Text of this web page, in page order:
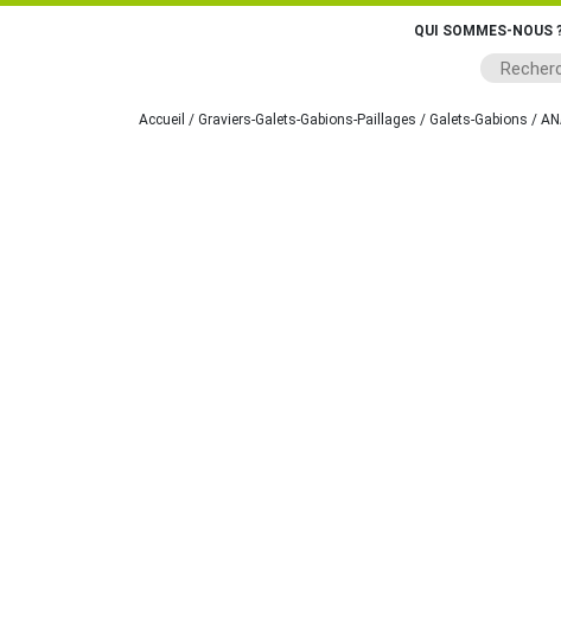
QUI SOMMES-NOUS
Accueil / Graviers-Galets-Gabions-Paillages / Galets-Gabions /